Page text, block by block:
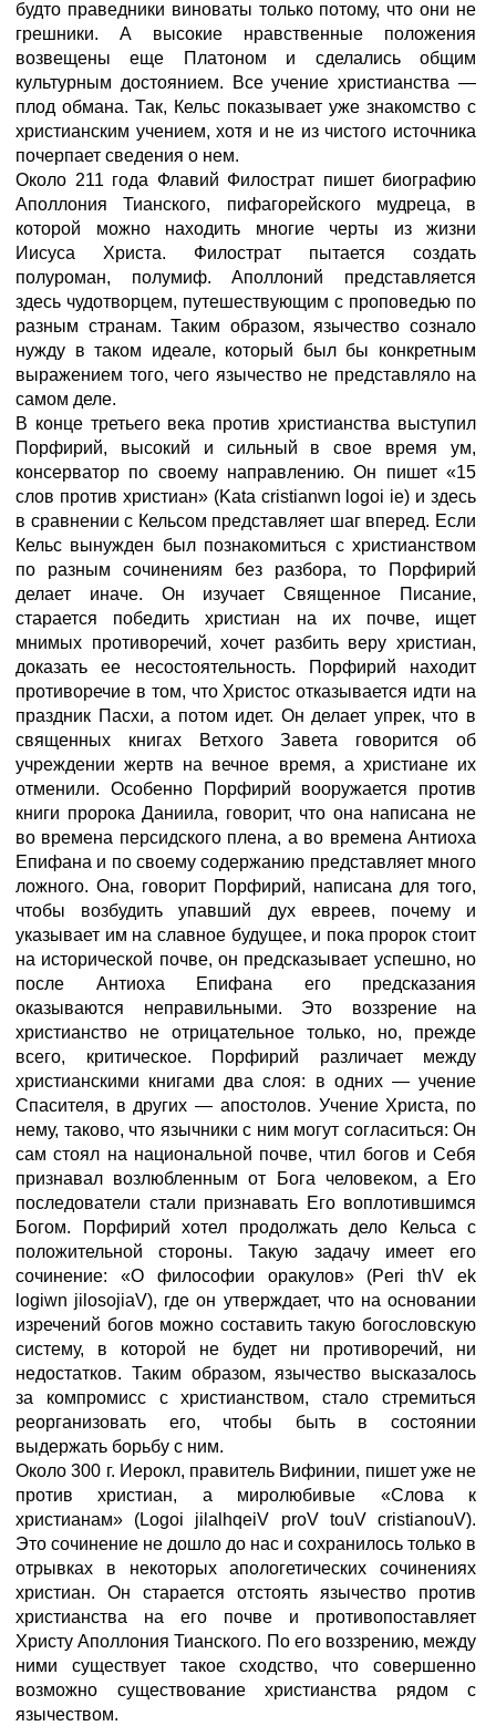
будто праведники виноваты только потому, что они не
грешники. А высокие нравственные положения
возвещены еще Платоном и сделались общим
культурным достоянием. Все учение христианства —
плод обмана. Так, Кельс показывает уже знакомство с
христианским учением, хотя и не из чистого источника
почерпает сведения о нем.
Около 211 года Флавий Филострат пишет биографию
Аполлония Тианского, пифагорейского мудреца, в
которой можно находить многие черты из жизни
Иисуса Христа. Филострат пытается создать
полуроман, полумиф. Аполлоний представляется
здесь чудотворцем, путешествующим с проповедью по
разным странам. Таким образом, язычество сознало
нужду в таком идеале, который был бы конкретным
выражением того, чего язычество не представляло на
самом деле.
В конце третьего века против христианства выступил
Порфирий, высокий и сильный в свое время ум,
консерватор по своему направлению. Он пишет «15
слов против христиан» (Kata cristianwn logoi ie) и здесь
в сравнении с Кельсом представляет шаг вперед. Если
Кельс вынужден был познакомиться с христианством
по разным сочинениям без разбора, то Порфирий
делает иначе. Он изучает Священное Писание,
старается победить христиан на их почве, ищет
мнимых противоречий, хочет разбить веру христиан,
доказать ее несостоятельность. Порфирий находит
противоречие в том, что Христос отказывается идти на
праздник Пасхи, а потом идет. Он делает упрек, что в
священных книгах Ветхого Завета говорится об
учреждении жертв на вечное время, а христиане их
отменили. Особенно Порфирий вооружается против
книги пророка Даниила, говорит, что она написана не
во времена персидского плена, а во времена Антиоха
Епифана и по своему содержанию представляет много
ложного. Она, говорит Порфирий, написана для того,
чтобы возбудить упавший дух евреев, почему и
указывает им на славное будущее, и пока пророк стоит
на исторической почве, он предсказывает успешно, но
после Антиоха Епифана его предсказания
оказываются неправильными. Это воззрение на
христианство не отрицательное только, но, прежде
всего, критическое. Порфирий различает между
христианскими книгами два слоя: в одних — учение
Спасителя, в других — апостолов. Учение Христа, по
нему, таково, что язычники с ним могут согласиться: Он
сам стоял на национальной почве, чтил богов и Себя
признавал возлюбленным от Бога человеком, а Его
последователи стали признавать Его воплотившимся
Богом. Порфирий хотел продолжать дело Кельса с
положительной стороны. Такую задачу имеет его
сочинение: «О философии оракулов» (Peri thV ek
logiwn jilosojiaV), где он утверждает, что на основании
изречений богов можно составить такую богословскую
систему, в которой не будет ни противоречий, ни
недостатков. Таким образом, язычество высказалось
за компромисс с христианством, стало стремиться
реорганизовать его, чтобы быть в состоянии
выдержать борьбу с ним.
Около 300 г. Иерокл, правитель Вифинии, пишет уже не
против христиан, а миролюбивые «Слова к
христианам» (Logoi jilalhqeiV proV touV cristianouV).
Это сочинение не дошло до нас и сохранилось только в
отрывках в некоторых апологетических сочинениях
христиан. Он старается отстоять язычество против
христианства на его почве и противопоставляет
Христу Аполлония Тианского. По его воззрению, между
ними существует такое сходство, что совершенно
возможно существование христианства рядом с
язычеством.